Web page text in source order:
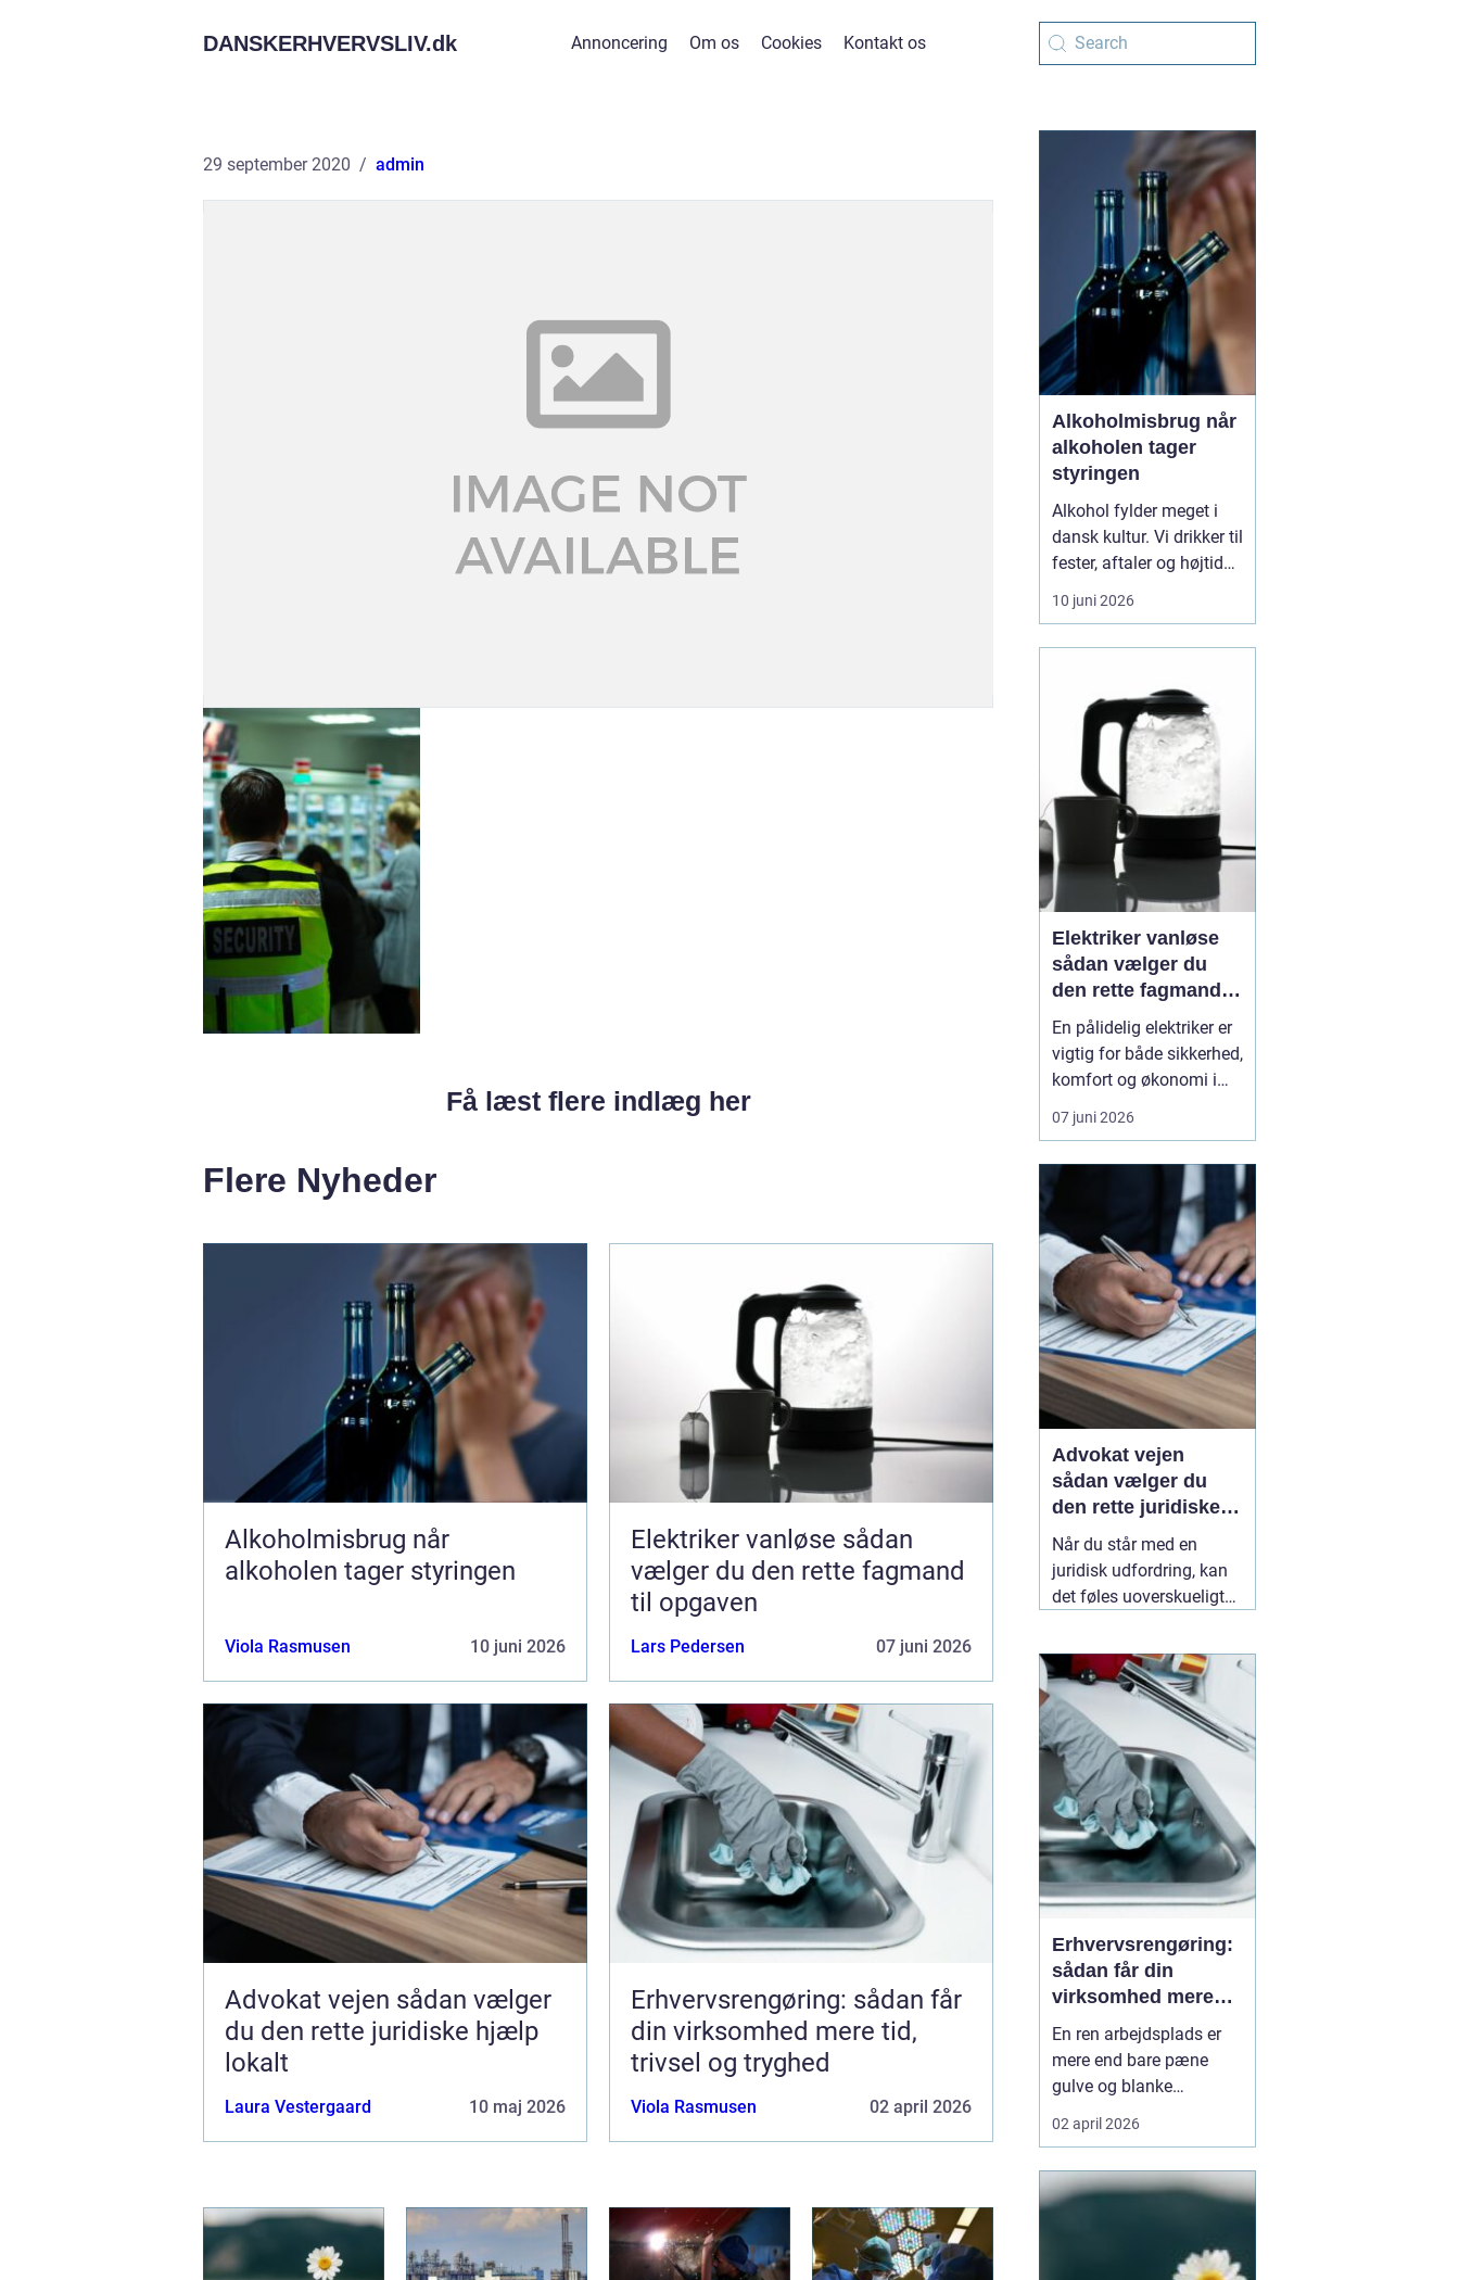
DANSKERHVERVSLIV.dk Annoncering Om os Cookies Kontakt os
29 september 2020 admin
Få læst flere indlæg her
Flere Nyheder
Alkoholmisbrug når
alkoholen tager styringen
Viola Rasmusen 10 juni 2026
Elektriker vanløse sådan
vælger du den rette fagmand
til opgaven
Lars Pedersen 07 juni 2026
Advokat vejen sådan vælger
du den rette juridiske hjælp
lokalt
Laura Vestergaard 10 maj 2026
Erhvervsrengøring: sådan får
din virksomhed mere tid,
trivsel og tryghed
Viola Rasmusen 02 april 2026
Alkoholmisbrug når
alkoholen tager
styringen
Alkohol fylder meget i
dansk kultur. Vi drikker til
fester, aftaler og højtider,
og for de fleste er det
uproblematisk. For nogle
begyndte som hygge,
bliver til noget, der styrer
hverdagen. Når
alkoholen ...
10 juni 2026
Elektriker vanløse
sådan vælger du
den rette fagmand
til opgaven
En pålidelig elektriker er
vigtig for både sikkerhed,
komfort og økonomi i
hverdagen.
Elinstallationer skal
tænker over dem og når
noget svigter, skal
hjælpen være tæt på,
effektiv og fagligt i
orden. I Vanløse findes
der flere e...
07 juni 2026
Advokat vejen
sådan vælger du
den rette juridiske
hjælp lokalt
Når du står med en
juridisk udfordring, kan
det føles uoverskueligt
hjælp. Lovgivningen er
kompleks, og
konsekvenserne af
forkerte beslutninger kan
følge dig i mange år. Her
kan en lokal10 maj
2026
Erhvervsrengøring:
sådan får din
virksomhed mere
tid, trivsel og
tryghed
En ren arbejdsplads er
mere end bare pæne
gulve og blanke
overflader. Rengøringen
påvirker både
kundernes
virksomhedens drift.
Alligevel er rengøring
02 april 2026